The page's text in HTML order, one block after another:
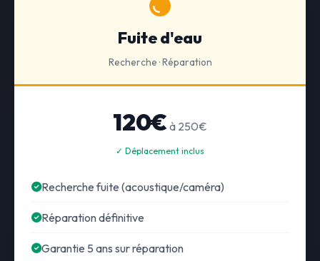
Fuite d'eau
Recherche · Réparation
120€ à 250€
✓ Déplacement inclus
Recherche fuite (acoustique/caméra)
Réparation définitive
Garantie 5 ans sur réparation